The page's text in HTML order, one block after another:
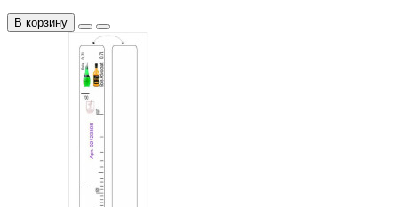
В корзину